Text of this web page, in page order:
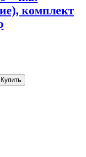
комплект
Купить